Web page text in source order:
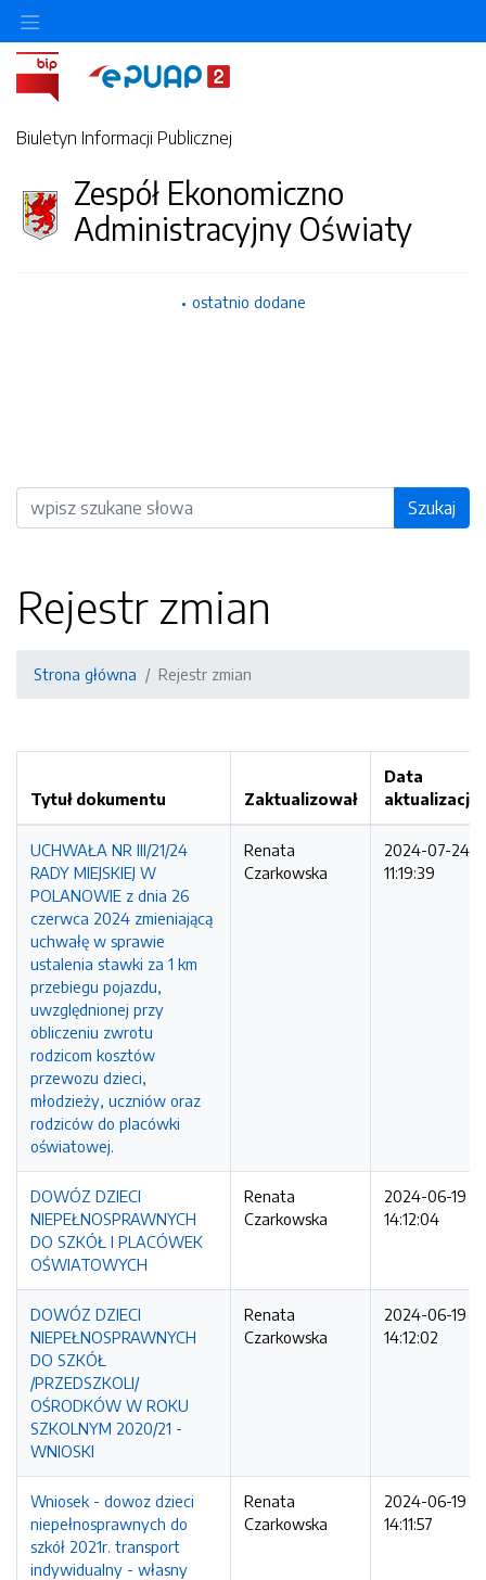
Biuletyn Informacji Publicznej
Zespół Ekonomiczno
Administracyjny Oświaty
ostatnio dodane
Wyszukiwarka Szukaj
Rejestr zmian
Strona główna Rejestr zmian
Tytuł dokumentu Zaktualizował
Data
aktualizacji
UCHWAŁA NR III/21/24
RADY MIEJSKIEJ W
POLANOWIE z dnia 26
czerwca 2024 zmieniającą
uchwałę w sprawie
ustalenia stawki za 1 km
przebiegu pojazdu,
uwzględnionej przy
obliczeniu zwrotu
rodzicom kosztów
przewozu dzieci,
młodzieży, uczniów oraz
rodziców do placówki
oświatowej.
Renata
Czarkowska
2024-07-24
11:19:39
DOWÓZ DZIECI
NIEPEŁNOSPRAWNYCH
DO SZKÓŁ I PLACÓWEK
OŚWIATOWYCH
Renata
Czarkowska
2024-06-19
14:12:04
DOWÓZ DZIECI
NIEPEŁNOSPRAWNYCH
DO SZKÓŁ
/PRZEDSZKOLI/
OŚRODKÓW W ROKU
SZKOLNYM 2020/21 -
WNIOSKI
Renata
Czarkowska
2024-06-19
14:12:02
Wniosek - dowoz dzieci
niepełnosprawnych do
szkół 2021r. transport
indywidualny - własny
Renata
Czarkowska
2024-06-19
14:11:57